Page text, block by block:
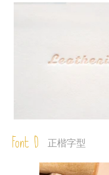
Font D 正楷字型